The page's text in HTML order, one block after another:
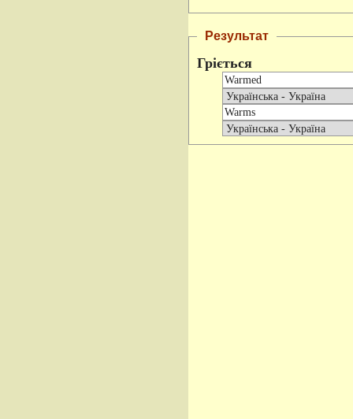
Результат
Гріється